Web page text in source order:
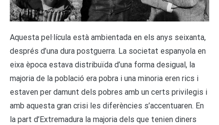
Aquesta pel·lícula està ambientada en els anys seixanta,
després d’una dura postguerra. La societat espanyola en
eixa època estava distribuïda d’una forma desigual, la
majoria de la població era pobra i una minoria eren rics i
estaven per damunt dels pobres amb un certs privilegis i
amb aquesta gran crisi les diferències s’accentuaren. En
la part d’Extremadura la majoria dels que tenien diners